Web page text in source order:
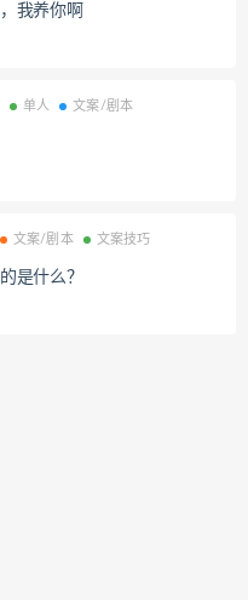
我养你啊
单人 文案/剧本
文案/剧本 文案技巧
是什么？